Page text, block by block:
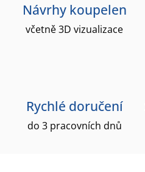
Návrhy koupelen
včetně 3D vizualizace
Rychlé doručení
do 3 pracovních dnů